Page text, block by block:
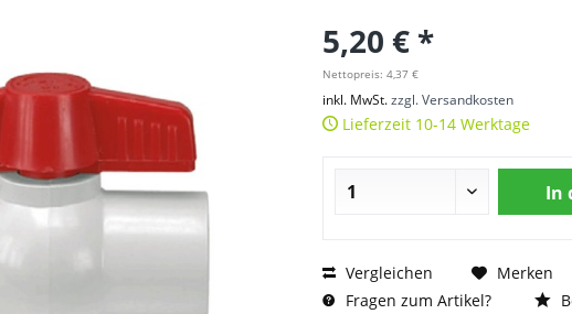
5,20 € *
Nettopreis: 4,37 €
inkl. MwSt.zzgl. Versandkosten
Lieferzeit 10-14 Werktage
In
Vergleichen
Merken
Fragen zum Artikel?